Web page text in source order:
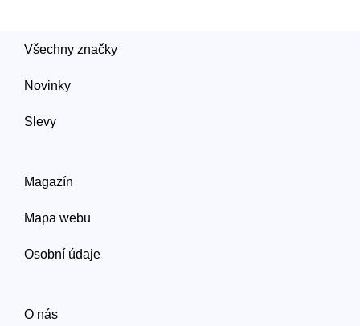
Všechny značky
Novinky
Slevy
Magazín
Mapa webu
Osobní údaje
O nás